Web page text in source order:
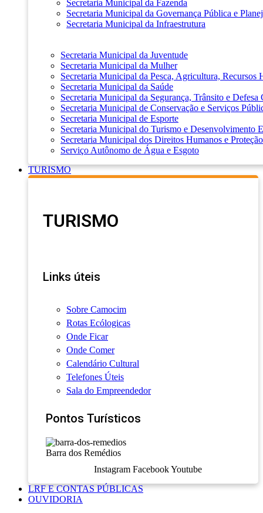
Secretaria Municipal da Fazenda
Secretaria Municipal da Governança Pública e
Secretaria Municipal da Infraestrutura
Secretaria Municipal da Juventude
Secretaria Municipal da Mulher
Secretaria Municipal da Pesca, Agricultura, Recursos
Secretaria Municipal da Saúde
Secretaria Municipal da Segurança, Trânsito e Defesa
Secretaria Municipal de Conservação e Serviços
Secretaria Municipal de Esporte
Secretaria Municipal do Turismo e Desenvolvimento
Secretaria Municipal dos Direitos Humanos e
Serviço Autônomo de Água e Esgoto
TURISMO
TURISMO
Links úteis
Sobre Camocim
Rotas Ecólogicas
Onde Ficar
Onde Comer
Calendário Cultural
Telefones Úteis
Sala do Empreendedor
Pontos Turísticos
Barra dos Remédios
Instagram Facebook Youtube
LRF E CONTAS PÚBLICAS
OUVIDORIA